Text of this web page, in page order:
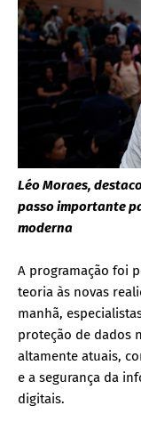
Léo Moraes,
passo importante
moderna
A programação foi
teoria às novas
manhã,
proteção de dados
altamente atuais,
e a segurança da
digitais.